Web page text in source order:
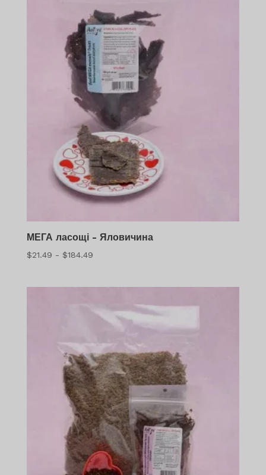
МЕГА ласощі - Яловичина
$21.49 - $184.49Діапазон
$184.49